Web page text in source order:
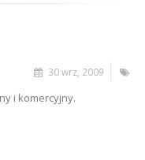
30 wrz, 2009
i komercyjny.